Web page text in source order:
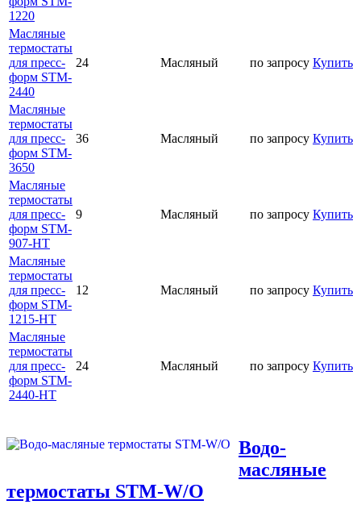
1220
Масляные
термостаты
для пресс-
форм STM-
2440
24 Масляный по запросу Купить
Масляные
термостаты
для пресс-
форм STM-
3650
36 Масляный по запросу Купить
Масляные
термостаты
для пресс-
форм STM-
907-HT
9 Масляный по запросу Купить
Масляные
термостаты
для пресс-
форм STM-
1215-HT
12 Масляный по запросу Купить
Масляные
термостаты
для пресс-
форм STM-
2440-HT
24 Масляный по запросу Купить
Водо-
масляные
термостаты STM-W/O